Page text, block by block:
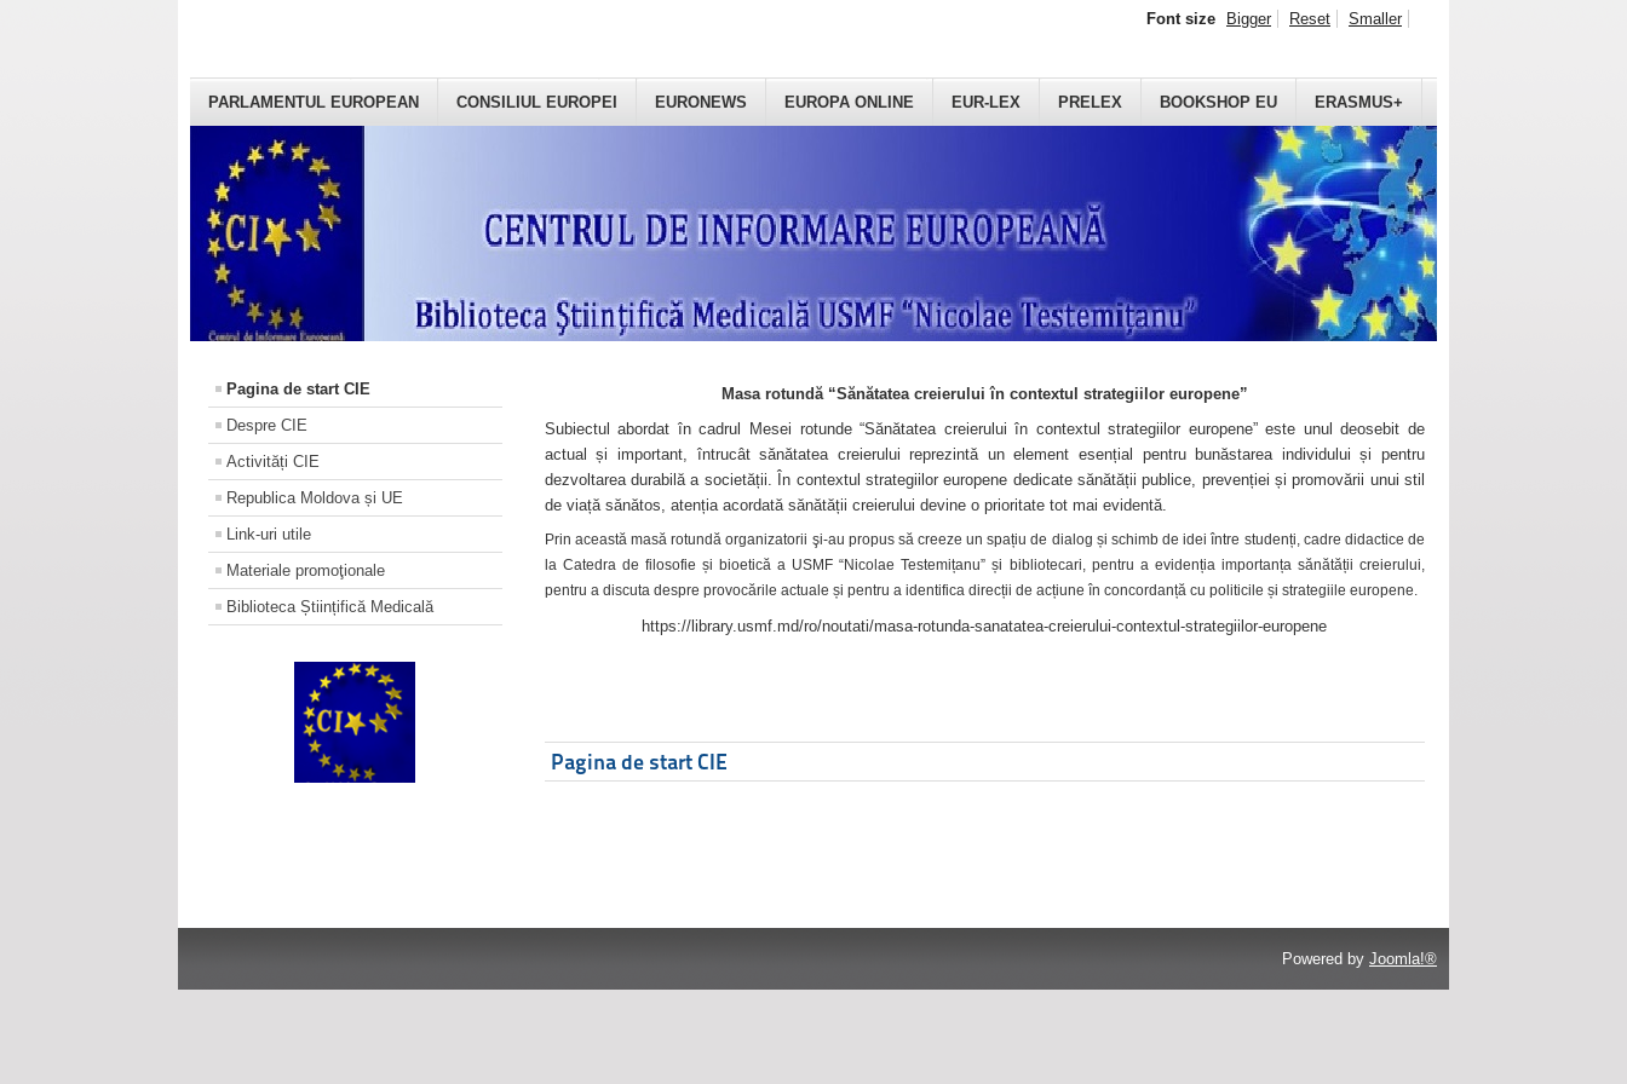
PARLAMENTUL EUROPEAN CONSILIUL EUROPEI EURONEWS EUROPA ONLINE EUR-LEX PRELEX BOOKSHOP EU ERASMUS+
Font size Bigger Reset Smaller
Pagina de start CIE
Despre CIE
Activități CIE
Republica Moldova și UE
Link-uri utile
Materiale promoţionale
Biblioteca Științifică Medicală
Masa rotundă “Sănătatea creierului în contextul strategiilor europene”
Subiectul abordat în cadrul Mesei rotunde “Sănătatea creierului în contextul strategiilor europene” este unul deosebit de
actual și important, întrucât sănătatea creierului reprezintă un element esențial pentru bunăstarea individului și pentru
dezvoltarea durabilă a societății. În contextul strategiilor europene dedicate sănătății publice, prevenției și promovării unui stil
de viață sănătos, atenția acordată sănătății creierului devine o prioritate tot mai evidentă.
Prin această masă rotundă organizatorii şi-au propus să creeze un spațiu de dialog și schimb de idei între studenți, cadre didactice de
la Catedra de filosofie și bioetică a USMF “Nicolae Testemițanu” și bibliotecari, pentru a evidenția importanța sănătății creierului,
pentru a discuta despre provocările actuale și pentru a identifica direcții de acțiune în concordanță cu politicile și strategiile europene.
https://library.usmf.md/ro/noutati/masa-rotunda-sanatatea-creierului-contextul-strategiilor-europene
Pagina de start CIE
Powered by Joomla!®